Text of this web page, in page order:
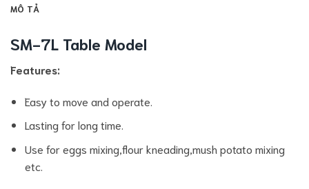
MÔ TẢ
SM-7L Table Model
Features:
Easy to move and operate.
Lasting for long time.
Use for eggs mixing,flour kneading,mush potato mixing
etc.